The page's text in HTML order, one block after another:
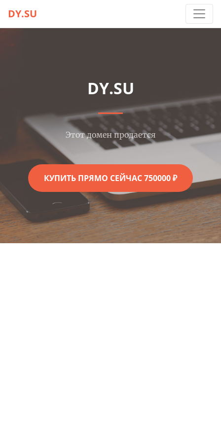
DY.SU
DY.SU
Этот домен продается
КУПИТЬ ПРЯМО СЕЙЧАС 750000 ₽